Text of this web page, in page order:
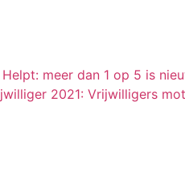
meer dan 1 op 5 is
2021: Vrijwilligers